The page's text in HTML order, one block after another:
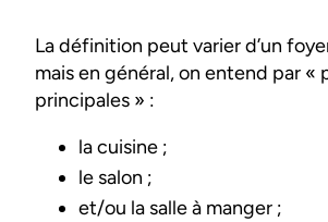
La définition peut varier d’un
mais en général, on entend par «
principales » :
la cuisine ;
le salon ;
et/ou la salle à manger ;